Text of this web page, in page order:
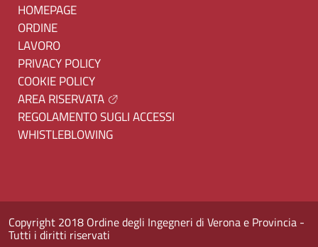
HOMEPAGE
ORDINE
LAVORO
PRIVACY POLICY
COOKIE POLICY
AREA RISERVATA
REGOLAMENTO SUGLI ACCESSI
WHISTLEBLOWING
Copyright 2018 Ordine degli Ingegneri di Verona e Provincia -
Tutti i diritti riservati